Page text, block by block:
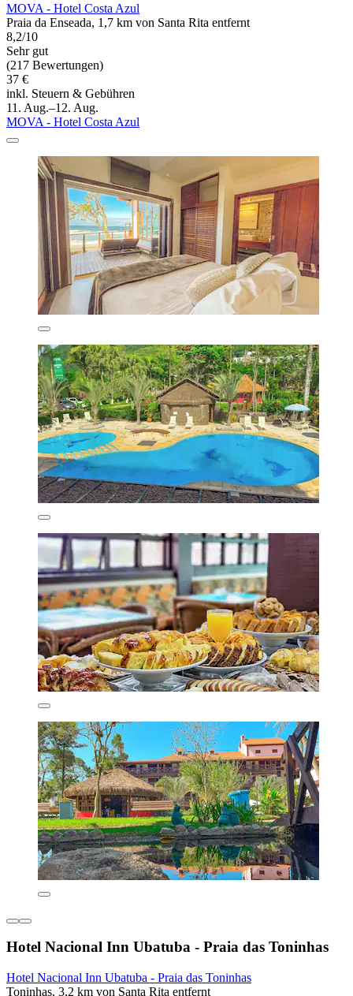
MOVA - Hotel Costa Azul
Praia da Enseada, 1,7 km von Santa Rita entfernt
8,2/10
Sehr gut
(217 Bewertungen)
37 €
inkl. Steuern & Gebühren
11. Aug.–12. Aug.
MOVA - Hotel Costa Azul
Hotel Nacional Inn Ubatuba - Praia das Toninhas
Hotel Nacional Inn Ubatuba - Praia das Toninhas
Toninhas, 3,2 km von Santa Rita entfernt